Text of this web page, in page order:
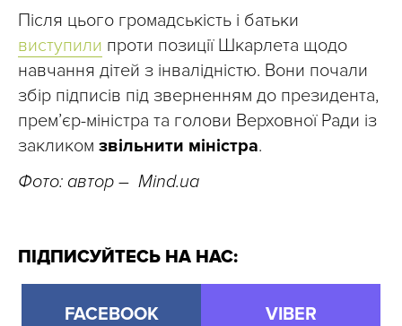
Після цього громадськість і батьки
виступили проти позиції Шкарлета щодо
навчання дітей з інвалідністю. Вони почали
збір підписів під зверненням до президента,
прем’єр-міністра та голови Верховної Ради із
закликом звільнити міністра.
Фото: автор – Mind.ua
ПІДПИСУЙТЕСЬ НА НАС:
FACEBOOK VIBER